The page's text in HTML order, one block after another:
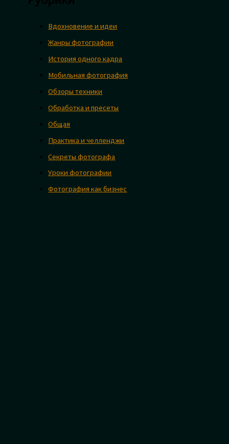
Вдохновение и идеи
Жанры фотографии
История одного кадра
Мобильная фотография
Обзоры техники
Обработка и пресеты
Общая
Практика и челленджи
Секреты фотографа
Уроки фотографии
Фотография как бизнес